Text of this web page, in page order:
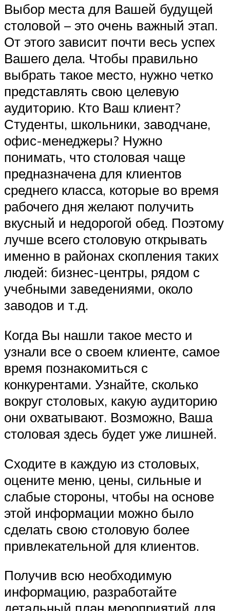
Выбор места для Вашей будущей
столовой – это очень важный этап.
От этого зависит почти весь успех
Вашего дела. Чтобы правильно
выбрать такое место, нужно четко
представлять свою целевую
аудиторию. Кто Ваш клиент?
Студенты, школьники, заводчане,
офис-менеджеры? Нужно
понимать, что столовая чаще
предназначена для клиентов
среднего класса, которые во время
рабочего дня желают получить
вкусный и недорогой обед. Поэтому
лучше всего столовую открывать
именно в районах скопления таких
людей: бизнес-центры, рядом с
учебными заведениями, около
заводов и т.д.
Когда Вы нашли такое место и
узнали все о своем клиенте, самое
время познакомиться с
конкурентами. Узнайте, сколько
вокруг столовых, какую аудиторию
они охватывают. Возможно, Ваша
столовая здесь будет уже лишней.
Сходите в каждую из столовых,
оцените меню, цены, сильные и
слабые стороны, чтобы на основе
этой информации можно было
сделать свою столовую более
привлекательной для клиентов.
Получив всю необходимую
информацию, разработайте